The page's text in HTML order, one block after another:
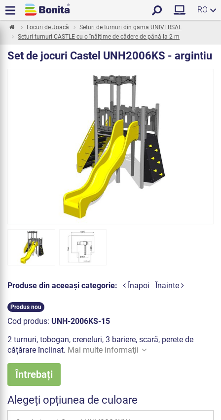
RO
Locuri de Joacă
Seturi de turnuri din gama UNIVERSAL
Seturi turnuri CASTLE cu o înălțime de cădere de până la 2 m
Set de jocuri Castel UNH2006KS - argintiu
Produse din aceeași categorie: Înapoi Înainte
Produs nou
Cod produs: UNH-2006KS-15
2 turnuri, tobogan, creneluri, 3 bariere, scară, perete de
cățărare înclinat. Mai multe informaţii
Întrebați
Alegeți opțiunea de culoare